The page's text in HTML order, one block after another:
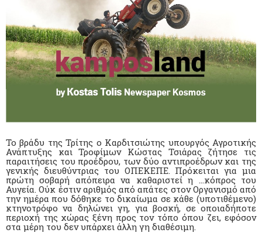
Το βράδυ της Τρίτης ο Καρδιτσιώτης υπουργός Αγροτικής
Ανάπτυξης και Τροφίμων Κώστας Τσιάρας ζήτησε τις
παραιτήσεις του προέδρου, των δύο αντιπροέδρων και της
γενικής διευθύντριας του ΟΠΕΚΕΠΕ. Πρόκειται για μια
πρώτη σοβαρή απόπειρα να καθαριστεί η …κόπρος του
Αυγεία. Ούκ έστιν αριθμός από απάτες στον Οργανισμό από
την ημέρα που δόθηκε το δικαίωμα σε κάθε (υποτιθέμενο)
κτηνοτρόφο να δηλώνει γη, για βοσκή, σε οποιαδήποτε
περιοχή της χώρας ξένη προς τον τόπο όπου ζει, εφόσον
στα μέρη του δεν υπάρχει άλλη γη διαθέσιμη.